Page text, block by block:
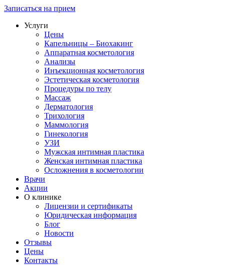
Записаться на прием
Услуги
Цены
Капельницы – Биохакинг
Аппаратная косметология
Анализы
Инъекционная косметология
Эстетическая косметология
Процедуры по телу
Массаж
Дерматология
Трихология
Маммология
Гинекология
УЗИ
Мужская интимная пластика
Женская интимная пластика
Осложнения в косметологии
Врачи
Акции
О клинике
Лицензии и сертификаты
Юридическая информация
Блог
Новости
Отзывы
Цены
Контакты